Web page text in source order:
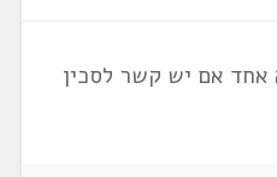
אחד אם יש קשר לסכין